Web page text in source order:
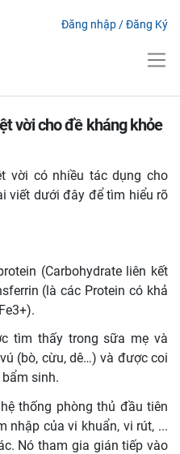
Đăng nhập /Đăng Ký
vời cho đề kháng khỏe
vời có nhiều tác dụng cho
viết dưới đây để tìm hiểu rõ
(Carbohydrate liên kết
(là các Protein có khả
tìm thấy trong sữa mẹ và
(bò, cừu, dê…) và được coi
sinh.
thống phòng thủ đầu tiên
nhập của vi khuẩn, vi rút, ...
Nó tham gia gián tiếp vào